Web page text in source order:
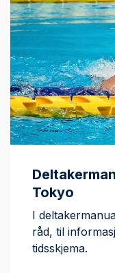
Tokyo
I
råd, til
tidsskjema.